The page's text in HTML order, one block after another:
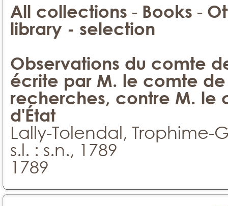
All collections - Books -
library - selection
Observations du comte
écrite par M. le comte
recherches, contre M. le
d'État
Lally-Tolendal, Trophime-
s.l. : s.n., 1789
1789